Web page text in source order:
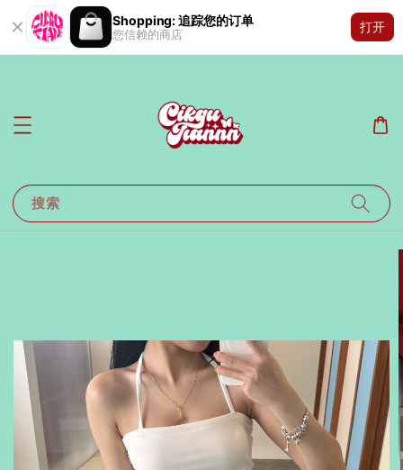
Shopping: 追踪您的订单
您信赖的商店
打开
搜索